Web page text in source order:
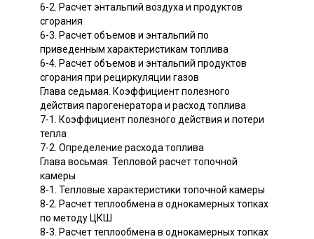
6-2. Расчет энтальпий воздуха и продуктов
сгорания
6-3. Расчет объемов и энтальпий по
приведенным характеристикам топлива
6-4. Расчет объемов и энтальпий продуктов
сгорания при рециркуляции газов
Глава седьмая. Коэффициент полезного
действия парогенератора и расход топлива
7-1. Коэффициент полезного действия и потери
тепла
7-2. Определение расхода топлива
Глава восьмая. Тепловой расчет топочной
камеры
8-1. Тепловые характеристики топочной камеры
8-2. Расчет теплообмена в однокамерных топках
по методу ЦКШ
8-3. Расчет теплообмена в однокамерных топках